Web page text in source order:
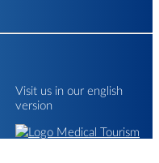
Visit us in our english
version